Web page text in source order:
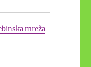
mreža